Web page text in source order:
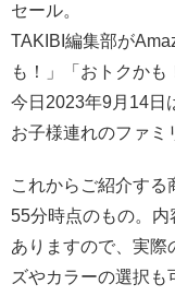
セール。
TAKIBI編集部が
も！」「おトクかも
今日2023年9月14日
お子様連れのファミ
これからご紹介す
55分時点のもの。
ありますので、実際
ズやカラーの選択も